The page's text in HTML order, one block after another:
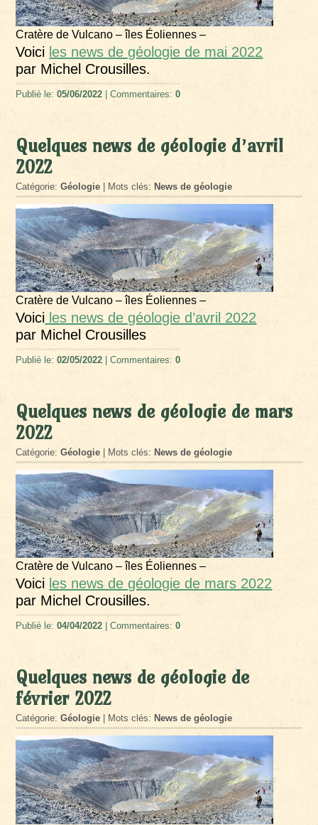
Cratère de Vulcano – îles Éoliennes –
Voici les news de géologie de mai 2022
par Michel Crousilles.
Publié le:05/06/2022 | Commentaires:0
Quelques news de géologie d’avril
2022
Catégorie:Géologie | Mots clés: News de géologie
Cratère de Vulcano – îles Éoliennes –
Voici les news de géologie d’avril 2022
par Michel Crousilles
Publié le:02/05/2022 | Commentaires:0
Quelques news de géologie de mars
2022
Catégorie:Géologie | Mots clés: News de géologie
Cratère de Vulcano – îles Éoliennes –
Voici les news de géologie de mars 2022
par Michel Crousilles.
Publié le:04/04/2022 | Commentaires:0
Quelques news de géologie de
février 2022
Catégorie:Géologie | Mots clés: News de géologie